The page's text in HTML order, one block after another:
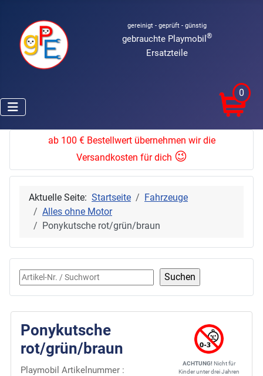
gereinigt - geprüft - günstig
gebrauchte Playmobil®
Ersatzteile
0
ab 100 € Bestellwert übernehmen wir die
Versandkosten für dich 😉
Aktuelle Seite: Startseite
Fahrzeuge
Alles ohne Motor
Ponykutsche rot/grün/braun
Ponykutsche
rot/grün/braun
Playmobil Artikelnummer :
ACHTUNG! Nicht für
Kinder unter drei Jahren